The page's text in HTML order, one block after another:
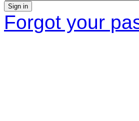
Sign in
Forgot your